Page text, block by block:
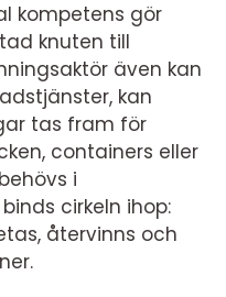
kompetens gör
knuten till
även kan
kan
tas fram för
containers eller
i
cirkeln ihop:
återvinns och